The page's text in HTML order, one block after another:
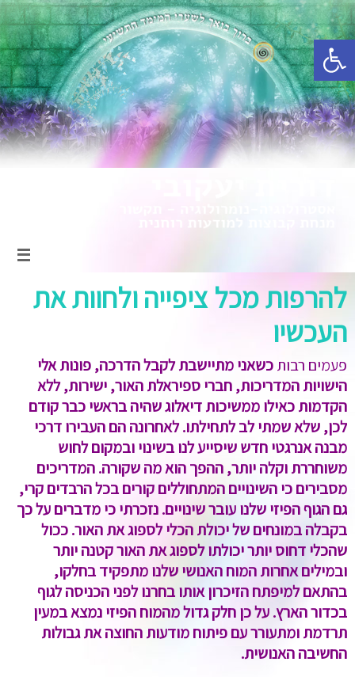
פתח סרגל נגישות
להרפות מכל ציפייה ולחוות את
העכשיו
פעמים רבותכשאני מתיישבת לקבל הדרכה, פונות אלי
הישויות המדריכות, חברי ספיראלת האור, ישירות, ללא
הקדמות כאילו ממשיכות דיאלוג שהיה בראשי כבר קודם
לכן, שלא שמתי לב לתחילתו. לאחרונה הם העבירו דרכי
מבנה אנרגטי חדש שיסייע לנו בשינוי ובמקום לחוש
משוחררת וקלה יותר, ההפך הוא מה שקורה. המדריכים
מסבירים כי השינויים המתחוללים קורים בכל הרבדים קרי,
גם הגוף הפיזי שלנו עובר שינויים. נזכרתי כי מדברים על כך
בקבלה במונחים של יכולת הכלי לספוג את האור. ככול
שהכלי דחוס יותר יכולתו לספוג את האור קטנה יותר
ובמילים אחרות המוח האנושי שלנו מתפקיד בחלקו,
בהתאם למיפתח הזיכרון אותו בחרנו לפני הכניסה לגוף
בכדור הארץ. על כן חלק גדול מהמוח הפיזי נמצא במעין
תרדמת ומתעורר עם פיתוח מודעות החוצה את גבולות
החשיבה האנושית.